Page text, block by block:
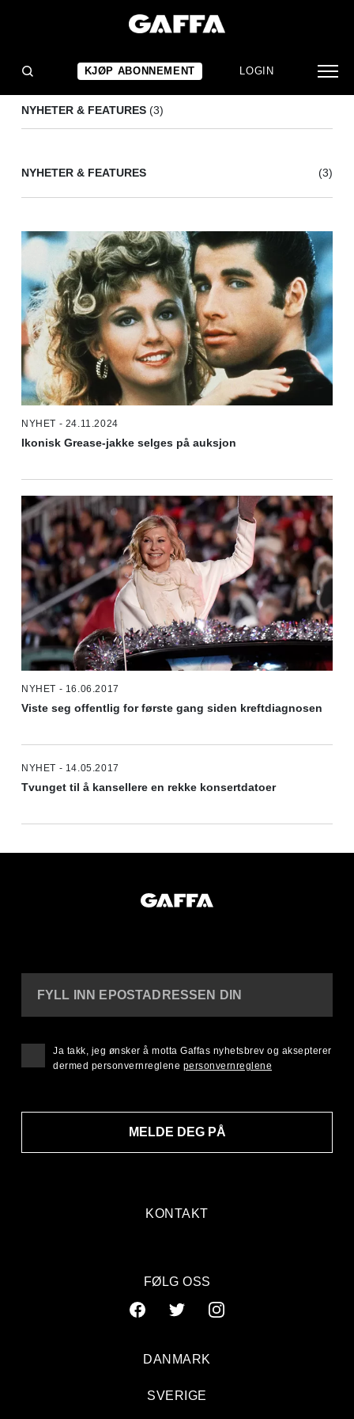
KJØP ABONNEMENT LOGIN
NYHETER & FEATURES (3)
NYHETER & FEATURES (3)
NYHET - 24.11.2024
Ikonisk Grease-jakke selges på auksjon
NYHET - 16.06.2017
Viste seg offentlig for første gang siden kreftdiagnosen
NYHET - 14.05.2017
Tvunget til å kansellere en rekke konsertdatoer
KONTAKT
FYLL INN EPOSTADRESSEN DIN
MELDE DEG PÅ
Ja takk, jeg ønsker å motta Gaffas nyhetsbrev og aksepterer
dermed personvernreglene personvernreglene
FØLG OSS
DANMARK
SVERIGE